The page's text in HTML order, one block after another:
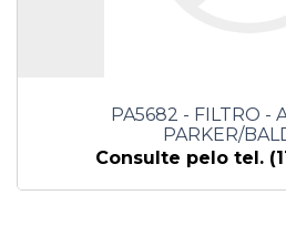
PA5682 - FILTRO -
PARKER/
Consulte pelo tel.